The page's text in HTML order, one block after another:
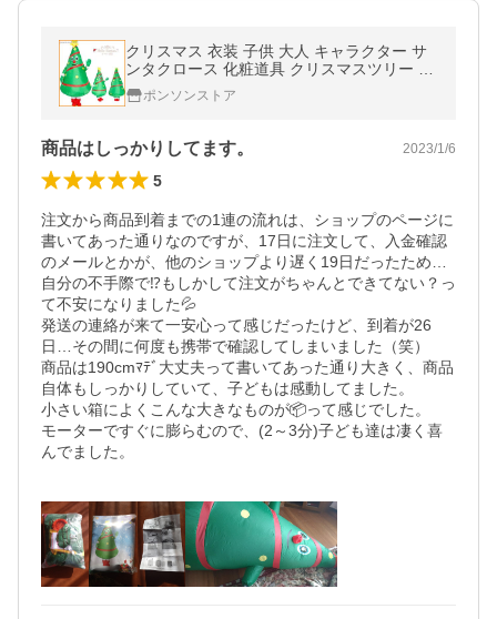
クリスマス 衣装 子供 大人 キャラクター サ
ンタクロース 化粧道具 クリスマスツリー 空
気を入れる衣装 仮装 着ぐるみ 動物 クリスマ
ス イベント パーティー 文
ポンソンストア
商品はしっかりしてます。 2023/1/6
5
注文から商品到着までの1連の流れは、ショップのページに
書いてあった通りなのですが、17日に注文して、入金確認
のメールとかが、他のショップより遅く19日だったため…
自分の不手際で⁉️もしかして注文がちゃんとできてない？っ
て不安になりました💦
発送の連絡が来て一安心って感じだったけど、到着が26
日…その間に何度も携帯で確認してしまいました（笑）
商品は190cmﾏﾃﾞ大丈夫って書いてあった通り大きく、商品
自体もしっかりしていて、子どもは感動してました。
小さい箱によくこんな大きなものが📦って感じでした。
モーターですぐに膨らむので、(2～3分)子ども達は凄く喜
んでました。